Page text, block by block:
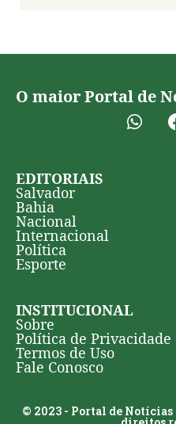
O maior Portal de
EDITORIAIS
Salvador
Bahia
Nacional
Internacional
Política
Esporte
INSTITUCIONAL
Sobre
Política de Privacidade
Termos de Uso
Fale Conosco
© 2023 - Portal de Notícias